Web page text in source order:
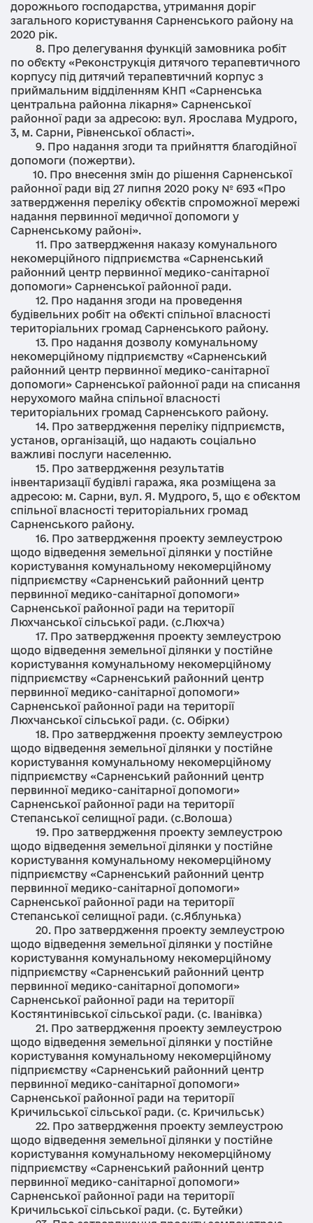
дорожнього господарства, утримання доріг
загального користування Сарненського району на
2020 рік.
8. Про делегування функцій замовника робіт
по об'єкту «Реконструкція дитячого терапевтичного
корпусу під дитячий терапевтичний корпус з
приймальним відділенням КНП «Сарненська
центральна районна лікарня» Сарненської
районної ради за адресою: вул. Ярослава Мудрого,
3, м. Сарни, Рівненської області».
9. Про надання згоди та прийняття благодійної
допомоги (пожертви).
10. Про внесення змін до рішення Сарненської
районної ради від 27 липня 2020 року № 693 «Про
затвердження переліку об'єктів спроможної мережі
надання первинної медичної допомоги у
Сарненському районі».
11. Про затвердження наказу комунального
некомерційного підприємства «Сарненський
районний центр первинної медико-санітарної
допомоги» Сарненської районної ради.
12. Про надання згоди на проведення
будівельних робіт на об'єкті спільної власності
територіальних громад Сарненського району.
13. Про надання дозволу комунальному
некомерційному підприємству «Сарненський
районний центр первинної медико-санітарної
допомоги» Сарненської районної ради на списання
нерухомого майна спільної власності
територіальних громад Сарненського району.
14. Про затвердження переліку підприємств,
установ, організацій, що надають соціально
важливі послуги населенню.
15. Про затвердження результатів
інвентаризації будівлі гаража, яка розміщена за
адресою: м. Сарни, вул. Я. Мудрого, 5, що є об'єктом
спільної власності територіальних громад
Сарненського району.
16. Про затвердження проекту землеустрою
щодо відведення земельної ділянки у постійне
користування комунальному некомерційному
підприємству «Сарненський районний центр
первинної медико-санітарної допомоги»
Сарненської районної ради на території
Люхчанської сільської ради. (с.Люхча)
17. Про затвердження проекту землеустрою
щодо відведення земельної ділянки у постійне
користування комунальному некомерційному
підприємству «Сарненський районний центр
первинної медико-санітарної допомоги»
Сарненської районної ради на території
Люхчанської сільської ради. (с. Обірки)
18. Про затвердження проекту землеустрою
щодо відведення земельної ділянки у постійне
користування комунальному некомерційному
підприємству «Сарненський районний центр
первинної медико-санітарної допомоги»
Сарненської районної ради на території
Степанської селищної ради. (с.Волоша)
19. Про затвердження проекту землеустрою
щодо відведення земельної ділянки у постійне
користування комунальному некомерційному
підприємству «Сарненський районний центр
первинної медико-санітарної допомоги»
Сарненської районної ради на території
Степанської селищної ради. (с.Яблунька)
20. Про затвердження проекту землеустрою
щодо відведення земельної ділянки у постійне
користування комунальному некомерційному
підприємству «Сарненський районний центр
первинної медико-санітарної допомоги»
Сарненської районної ради на території
Костянтинівської сільської ради. (с. Іванівка)
21. Про затвердження проекту землеустрою
щодо відведення земельної ділянки у постійне
користування комунальному некомерційному
підприємству «Сарненський районний центр
первинної медико-санітарної допомоги»
Сарненської районної ради на території
Кричильської сільської ради. (с. Кричильськ)
22. Про затвердження проекту землеустрою
щодо відведення земельної ділянки у постійне
користування комунальному некомерційному
підприємству «Сарненський районний центр
первинної медико-санітарної допомоги»
Сарненської районної ради на території
Кричильської сільської ради. (с. Бутейки)